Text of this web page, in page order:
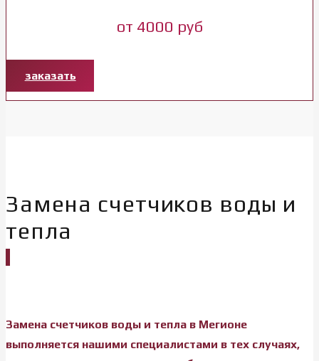
от 4000 руб
заказать
Замена счетчиков воды и
тепла
Замена счетчиков воды и тепла в Мегионе
выполняется нашими специалистами в тех случаях,